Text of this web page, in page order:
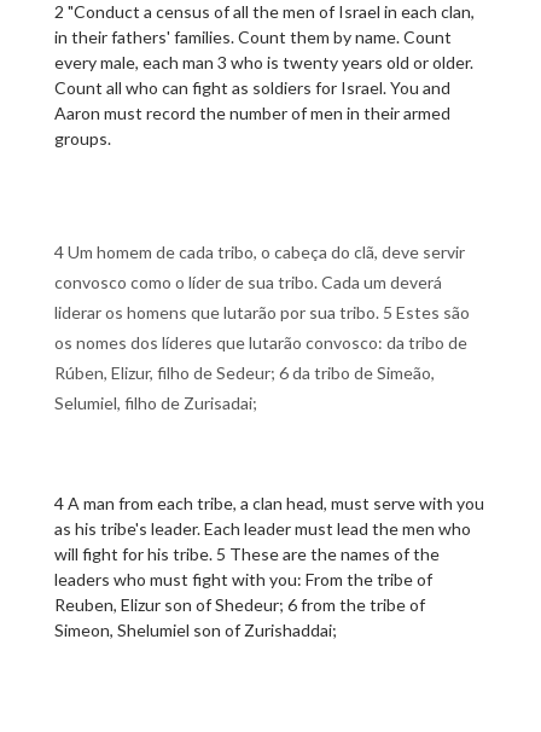
2 "Conduct a census of all the men of Israel in each clan,
in their fathers' families. Count them by name. Count
every male, each man 3 who is twenty years old or older.
Count all who can fight as soldiers for Israel. You and
Aaron must record the number of men in their armed
groups.
4 Um homem de cada tribo, o cabeça do clã, deve servir
convosco como o líder de sua tribo. Cada um deverá
liderar os homens que lutarão por sua tribo. 5 Estes são
os nomes dos líderes que lutarão convosco: da tribo de
Rúben, Elizur, filho de Sedeur; 6 da tribo de Simeão,
Selumiel, filho de Zurisadai;
4 A man from each tribe, a clan head, must serve with you
as his tribe's leader. Each leader must lead the men who
will fight for his tribe. 5 These are the names of the
leaders who must fight with you: From the tribe of
Reuben, Elizur son of Shedeur; 6 from the tribe of
Simeon, Shelumiel son of Zurishaddai;